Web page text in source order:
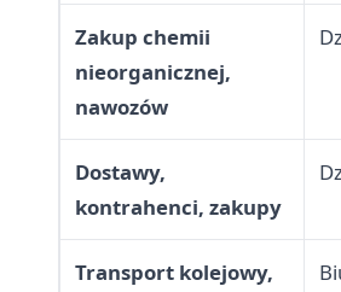
Zakup chemii
nieorganicznej,
nawozów
Dostawy,
kontrahenci, zakupy
Transport kolejowy,